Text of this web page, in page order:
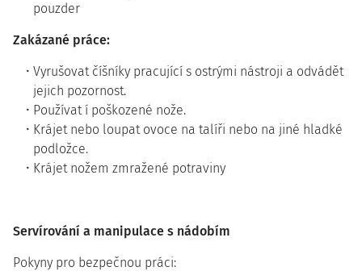
pouzder
Zakázané práce:
Vyrušovat číšníky pracující s ostrými nástroji a odvádět
jejich pozornost.
Používat í poškozené nože.
Krájet nebo loupat ovoce na talíři nebo na jiné hladké
podložce.
Krájet nožem zmražené potraviny
Servírování a manipulace s nádobím
Pokyny pro bezpečnou práci: